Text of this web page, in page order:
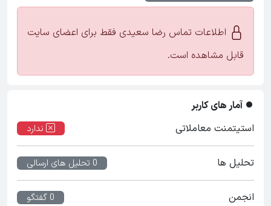
اطلاعات تماس رضا سعیدی فقط برای اعضای سایت
قابل مشاهده است.
آمار های کاربر
استیتمنت معاملاتی
ندارد
تحلیل ها 0 تحلیل های ارسالی
انجمن 0 گفتگو